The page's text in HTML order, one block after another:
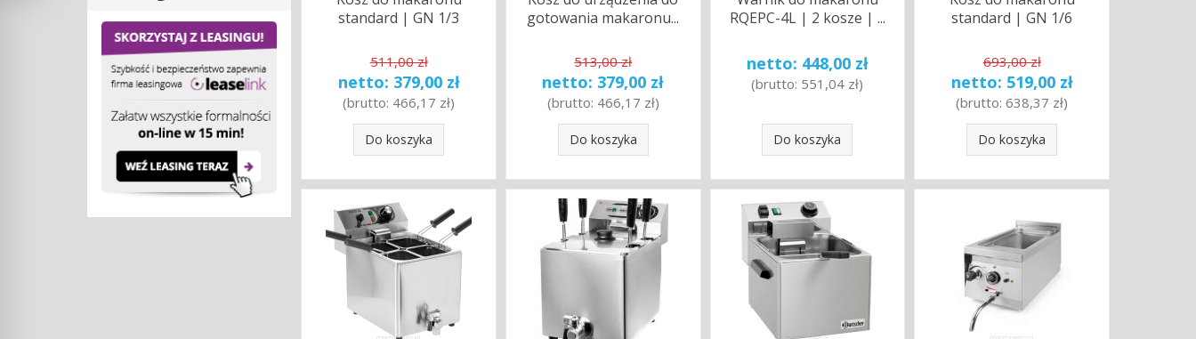
standard | GN 1/3
511,00 zł
netto: 379,00 zł
(brutto: 466,17 zł)
Do koszyka
gotowania makaronu...
513,00 zł
netto: 379,00 zł
(brutto: 466,17 zł)
Do koszyka
RQEPC-4L | 2 kosze | ...
netto: 448,00 zł
(brutto: 551,04 zł)
Do koszyka
standard | GN 1/6
693,00 zł
netto: 519,00 zł
(brutto:638,37 zł)
Do koszyka